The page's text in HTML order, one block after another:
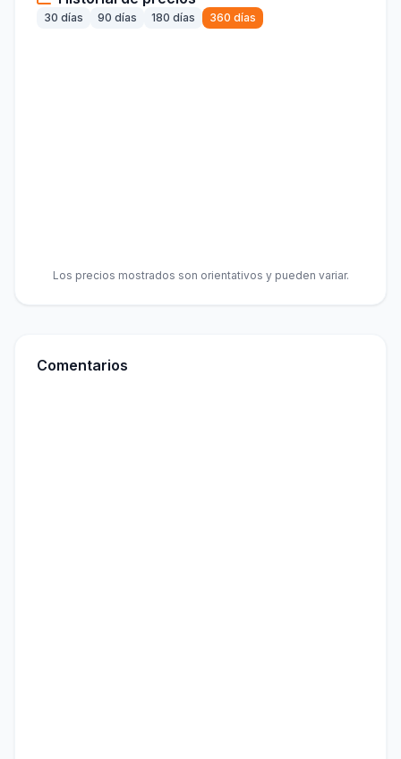
30 días 90 días 180 días 360 días
Los precios mostrados son orientativos y pueden variar.
Comentarios